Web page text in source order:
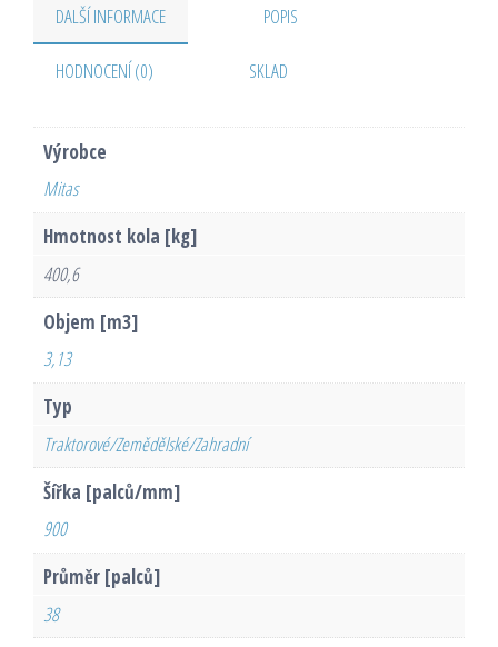
DALŠÍ INFORMACE POPIS
HODNOCENÍ (0) SKLAD
Výrobce
Mitas
Hmotnost kola [kg]
400,6
Objem [m3]
3,13
Typ
Traktorové/Zemědělské/Zahradní
Šířka [palců/mm]
900
Průměr [palců]
38